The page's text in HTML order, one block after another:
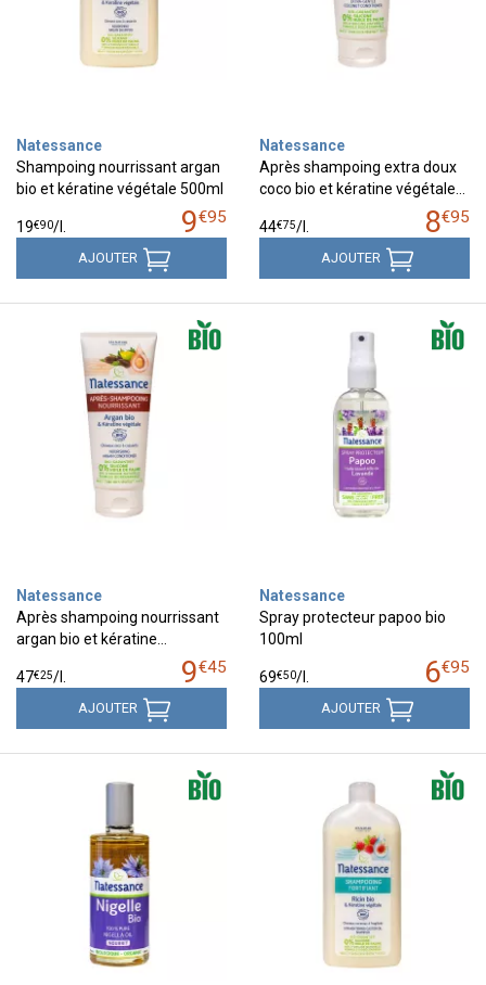
Natessance
Shampoing nourrissant argan
bio et kératine végétale 500ml
9€95
19€90/
AJOUTER
Natessance
Après shampoing extra doux
coco bio et kératine végétale…
8€95
44€75/
AJOUTER
Natessance
Après shampoing nourrissant
argan bio et kératine…
9€45
47€25/
AJOUTER
Natessance
Spray protecteur papoo bio
100ml
6€95
69€50/
AJOUTER